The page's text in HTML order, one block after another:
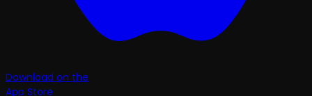
Download on the
App Store